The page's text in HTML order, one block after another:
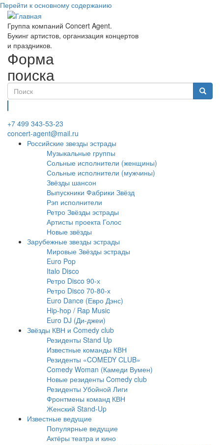
Перейти к основному содержанию
Группа компаний Concert Agent.
Букинг артистов, организация концертов
и праздников.
Форма
поиска
+7 499 343-53-23
concert-agent@mail.ru
Российские звезды эстрады
Музыкальные группы
Сольные исполнители (женщины)
Сольные исполнители (мужчины)
Звёзды шансон
Выпускники Фабрики Звёзд
Рэп исполнители
Ретро Звёзды эстрады
Артисты проекта Голос
Новые звёзды
Зарубежные звезды эстрады
Мировые Звёзды эстрады
Euro Pop
Italo Disco
Ретро Disco 90-х
Ретро Disco 70-80-х
Euro Dance (Евро Дэнс)
Hip-hop / Rap Music
Euro DJ (Ди-джеи)
Звёзды КВН и Comedy club
Резиденты Stand Up
Известные команды КВН
Резиденты «COMEDY CLUB»
Comedy Woman (Камеди Вумен)
Новые резиденты Comedy club
Резиденты Убойной Лиги
Фронтмены команд КВН
Женский Stand-Up
Известные ведущие
Популярные ведущие
Актёры театра и кино